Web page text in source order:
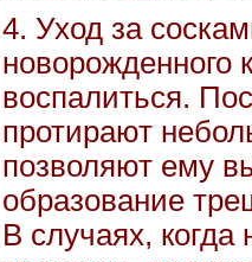
4. Уход за
новорожденного
воспалиться.
протирают
позволяют ему
образование
В случаях,